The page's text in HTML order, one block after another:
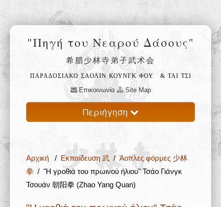
"Πηγή του Νεαρού Δάσους"
希腊少林寺弟子武术会
ΠΑΡΑΔΟΣΙΑΚΟ ΣΑΟΛΙΝ ΚΟΥΝΓΚ ΦΟΥ & ΤΑΙ ΤΣΙ
Επικοινωνία Site Map
Περιήγηση
Ο ναός Σαολίν 少林寺
Φιλοσοφία 禅
Αρχική / Εκπαίδευση 武 / Άοπλες φόρμες 少林
拳 / "Η γροθιά του πρωινού ήλιου" Τσάο Γιάνγκ
Τσουάν 朝阳拳 (Zhao Yang Quan)